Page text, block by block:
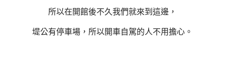
所以在開館後不久我們就來到這邊，
堤公有停車場，所以開車自駕的人不用擔心。